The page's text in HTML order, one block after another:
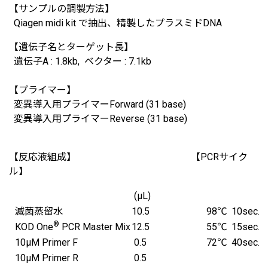
【サンプルの調製方法】
Qiagen midi kit で抽出、精製したプラスミドDNA
【遺伝子名とターゲット長】
遺伝子A : 1.8kb, ベクター : 7.1kb
【プライマー】
変異導入用プライマーForward (31 base)
変異導入用プライマーReverse (31 base)
【反応液組成】 【PCRサイク
ル】
(μL)
滅菌蒸留水
10.5
98℃ 10sec.
KOD One® PCR Master Mix12.5 55℃ 15sec.
10μM Primer F
0.5
72℃ 40sec.
10μM Primer R
0.5